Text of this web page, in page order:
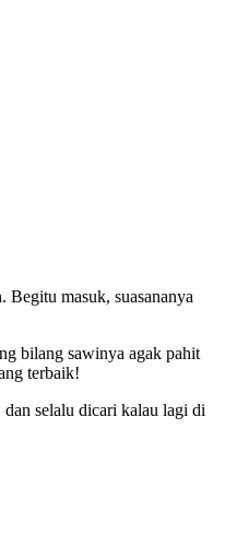
masuk, suasananya
bilang sawinya agak pahit
terbaik!
selalu dicari kalau lagi di